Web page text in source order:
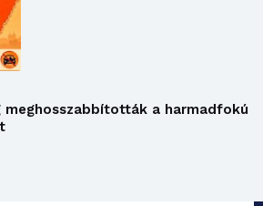
meghosszabbították a harmadfokú